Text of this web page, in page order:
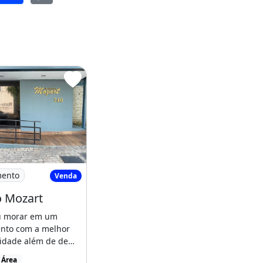
MozartVenda
Mozart
morar em um
com a melhor
além de de
na região [...]